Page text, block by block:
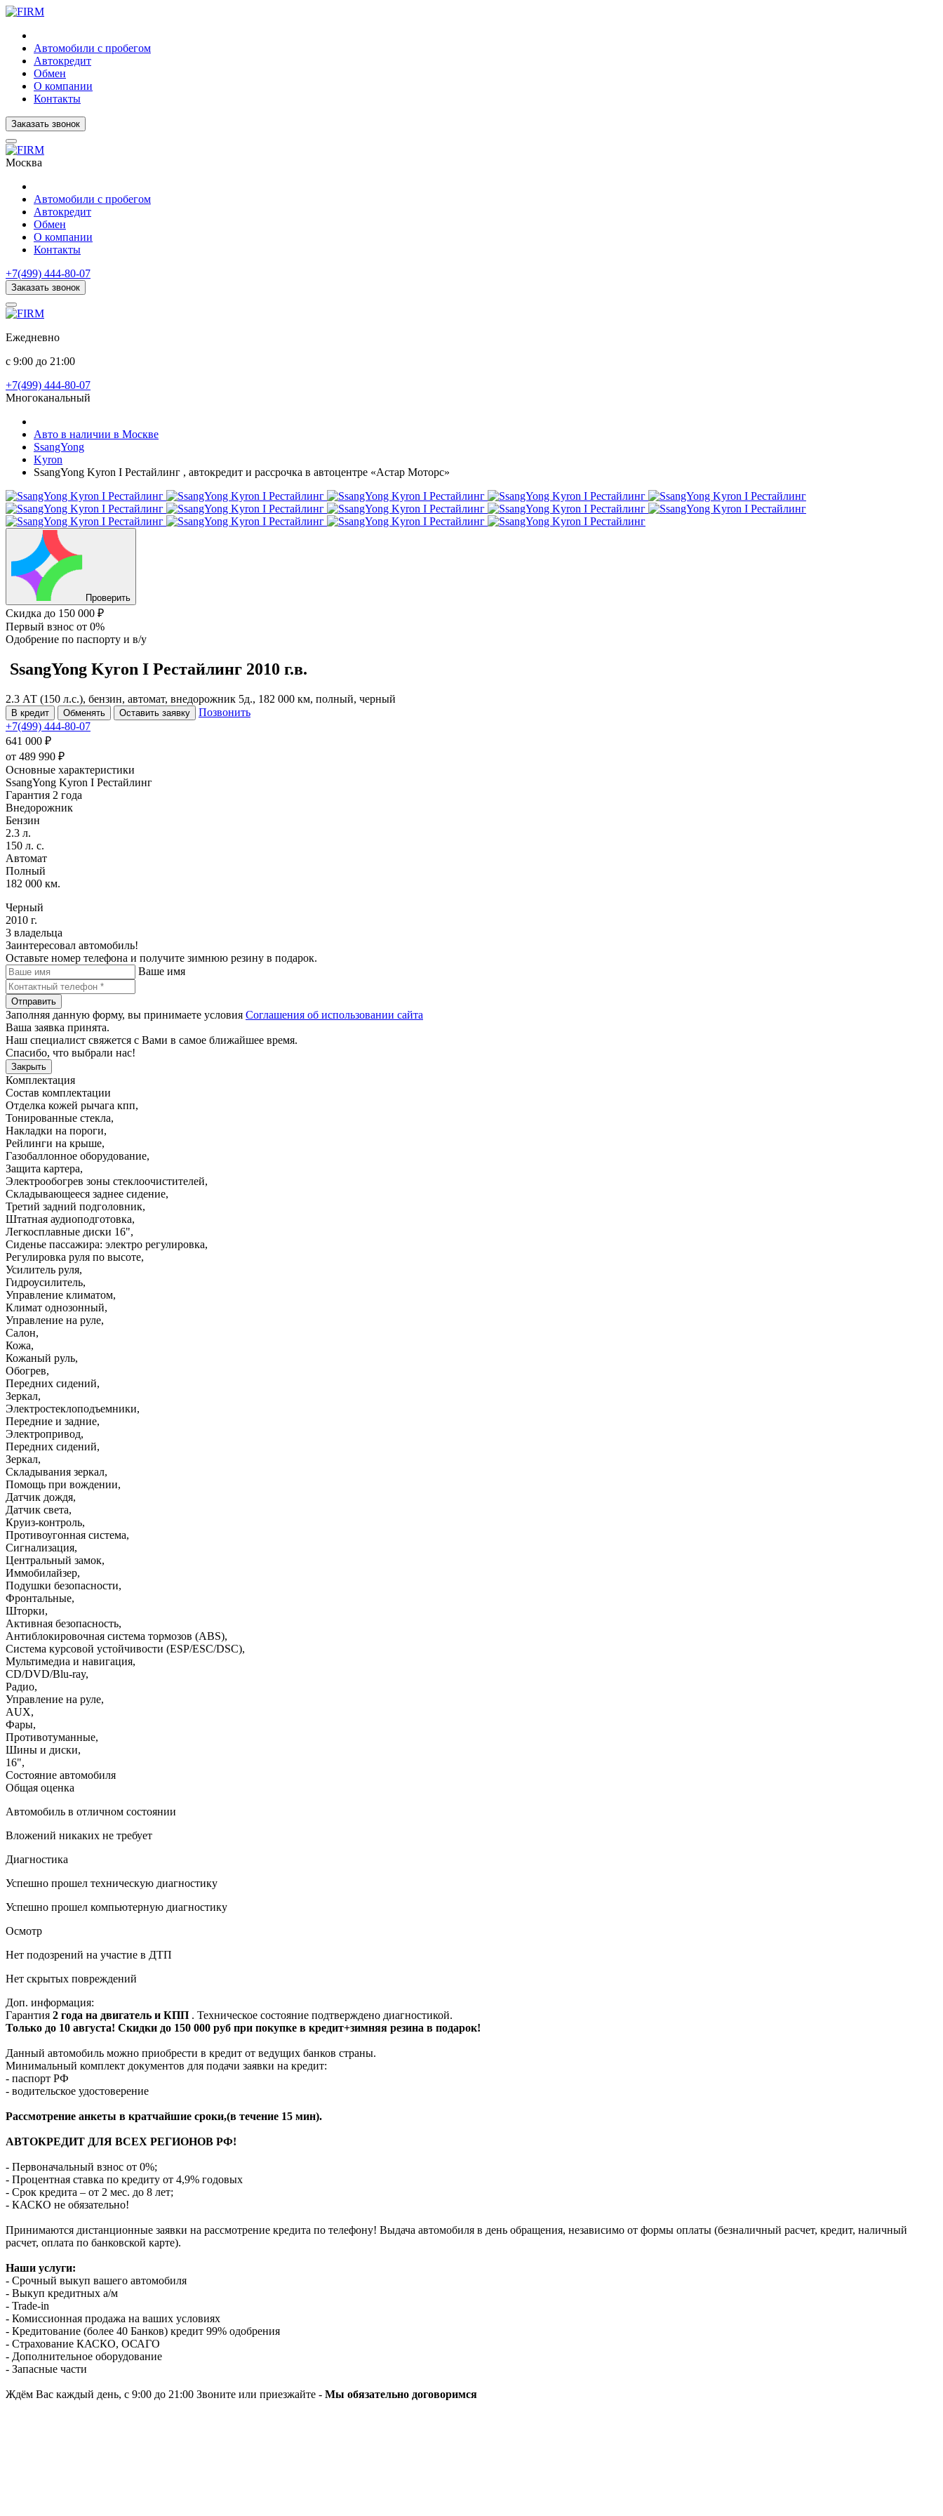
Автомобили с пробегом
Автокредит
Обмен
О компании
Контакты
Заказать звонок
Москва
Автомобили с пробегом
Автокредит
Обмен
О компании
Контакты
+7(499) 444-80-07
Заказать звонок
Ежедневно
с 9:00 до 21:00
+7(499) 444-80-07
Многоканальный
Авто в наличии в Москве
SsangYong
Kyron
SsangYong Kyron I Рестайлинг , автокредит и рассрочка в автоцентре «Астар Моторс»
Проверить
Скидка до 150 000 ₽
Первый взнос от 0%
Одобрение по паспорту и в/у
SsangYong Kyron I Рестайлинг 2010 г.в.
2.3 АТ (150 л.с.), бензин, автомат, внедорожник 5д., 182 000 км, полный, черный
В кредит Обменять Оставить заявку
Позвонить
+7(499) 444-80-07
641 000 ₽
от 489 990 ₽
Основные характеристики
SsangYong Kyron I Рестайлинг
Гарантия 2 года
Внедорожник
Бензин
2.3 л.
150 л. с.
Автомат
Полный
182 000 км.
Черный
2010 г.
3 владельца
Заинтересовал автомобиль!
Оставьте номер телефона и получите зимнюю резину в подарок.
Ваше имя
Отправить
Заполняя данную форму, вы принимаете условия Соглашения об использовании сайта
Ваша заявка принята.
Наш специалист свяжется с Вами в самое ближайшее время.
Спасибо, что выбрали нас!
Закрыть
Комплектация
Состав комплектации
Отделка кожей рычага кпп,
Тонированные стекла,
Накладки на пороги,
Рейлинги на крыше,
Газобаллонное оборудование,
Защита картера,
Электрообогрев зоны стеклоочистителей,
Складывающееся заднее сидение,
Третий задний подголовник,
Штатная аудиоподготовка,
Легкосплавные диски 16",
Сиденье пассажира: электро регулировка,
Регулировка руля по высоте,
Усилитель руля,
Гидроусилитель,
Управление климатом,
Климат однозонный,
Управление на руле,
Салон,
Кожа,
Кожаный руль,
Обогрев,
Передних сидений,
Зеркал,
Электростеклоподъемники,
Передние и задние,
Электропривод,
Передних сидений,
Зеркал,
Складывания зеркал,
Помощь при вождении,
Датчик дождя,
Датчик света,
Круиз-контроль,
Противоугонная система,
Сигнализация,
Центральный замок,
Иммобилайзер,
Подушки безопасности,
Фронтальные,
Шторки,
Активная безопасность,
Антиблокировочная система тормозов (ABS),
Система курсовой устойчивости (ESP/ESC/DSC),
Мультимедиа и навигация,
CD/DVD/Blu-ray,
Радио,
Управление на руле,
AUX,
Фары,
Противотуманные,
Шины и диски,
16",
Состояние автомобиля
Общая оценка
Автомобиль в отличном состоянии
Вложений никаких не требует
Диагностика
Успешно прошел техническую диагностику
Успешно прошел компьютерную диагностику
Осмотр
Нет подозрений на участие в ДТП
Нет скрытых повреждений
Доп. информация:
Гарантия 2 года на двигатель и КПП . Техническое состояние подтверждено диагностикой.
Только до 10 августа! Скидки до 150 000 руб при покупке в кредит+зимняя резина в подарок!
Данный автомобиль можно приобрести в кредит от ведущих банков страны.
Минимальный комплект документов для подачи заявки на кредит:
- паспорт РФ
- водительское удостоверение
Рассмотрение анкеты в кратчайшие сроки,(в течение 15 мин).
АВТОКРЕДИТ ДЛЯ ВСЕХ РЕГИОНОВ РФ!
- Первоначальный взнос от 0%;
- Процентная ставка по кредиту от 4,9% годовых
- Срок кредита – от 2 мес. до 8 лет;
- КАСКО не обязательно!
Принимаются дистанционные заявки на рассмотрение кредита по телефону! Выдача автомобиля в день обращения, независимо от формы оплаты (безналичный расчет, кредит, наличный
расчет, оплата по банковской карте).
Наши услуги:
- Срочный выкуп вашего автомобиля
- Выкуп кредитных а/м
- Trade-in
- Комиссионная продажа на ваших условиях
- Кредитование (более 40 Банков) кредит 99% одобрения
- Страхование КАСКО, ОСАГО
- Дополнительное оборудование
- Запасные части
Ждём Вас каждый день, с 9:00 до 21:00 Звоните или приезжайте - Мы обязательно договоримся